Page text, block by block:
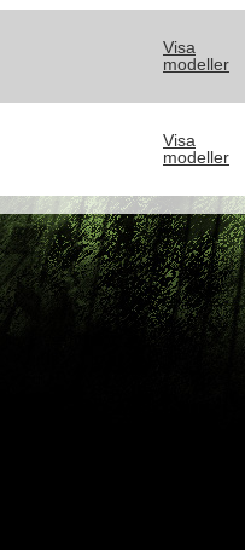
Visa
modeller
Visa
modeller